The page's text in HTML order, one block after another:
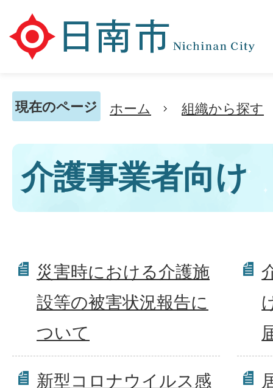
現在のページ ホーム 組織から探す
介護事業者向け
災害時における介護施
設等の被害状況報告に
ついて
新型コロナウイルス感